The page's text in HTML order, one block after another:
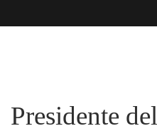
Presidente